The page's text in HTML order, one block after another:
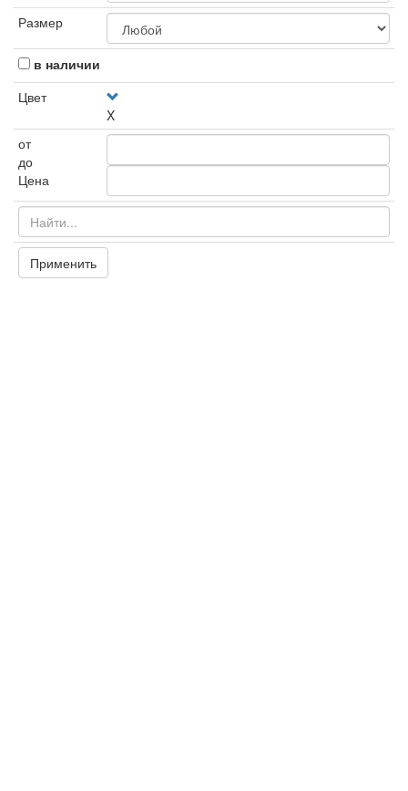
Размер
в наличии
Цвет
X
от
до
Цена
Применить